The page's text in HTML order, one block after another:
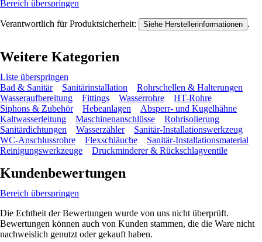
Bereich überspringen
Verantwortlich für Produktsicherheit: Siehe Herstellerinformationen .
Weitere Kategorien
Liste überspringen
Bad & Sanitär
Sanitärinstallation
Rohrschellen & Halterungen
Wasseraufbereitung
Fittings Wasserrohre
HT-Rohre
Siphons & Zubehör
Hebeanlagen
Absperr- und Kugelhähne
Kaltwasserleitung
Maschinenanschlüsse
Rohrisolierung
Sanitärdichtungen
Wasserzähler
Sanitär-Installationswerkzeug
WC-Anschlussrohre
Flexschläuche
Sanitär-Installationsmaterial
Reinigungswerkzeuge
Druckminderer & Rückschlagventile
Kundenbewertungen
Bereich überspringen
Die Echtheit der Bewertungen wurde von uns nicht überprüft.
Bewertungen können auch von Kunden stammen, die die Ware nicht
nachweislich genutzt oder gekauft haben.